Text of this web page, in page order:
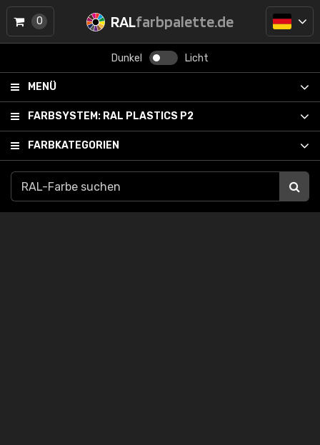
RALfarbpalette.de
Dunkel Licht
MENÜ
FARBSYSTEM: RAL PLASTICS P2
FARBKATEGORIEN
0